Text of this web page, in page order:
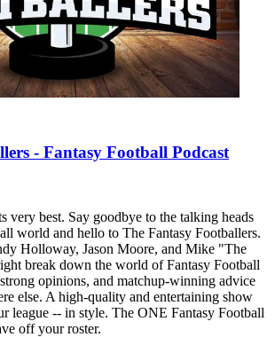
- Fantasy Football Podcast
very best. Say goodbye to the talking heads
world and hello to The Fantasy Footballers.
Holloway, Jason Moore, and Mike "The
break down the world of Fantasy Football
opinions, and matchup-winning advice
else. A high-quality and entertaining show
league -- in style. The ONE Fantasy Football
off your roster.